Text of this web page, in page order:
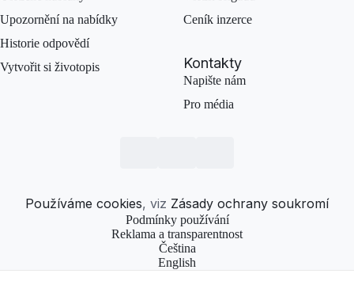
Upozornění na nabídky
Historie odpovědí
Vytvořit si životopis
Ceník inzerce
Kontakty
Napište nám
Pro média
Používáme cookies, viz Zásady ochrany soukromí
Podmínky používání
Reklama a transparentnost
Čeština
English